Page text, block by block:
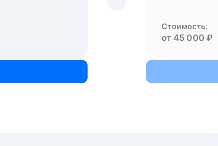
Стоимость:
от 45 000 ₽